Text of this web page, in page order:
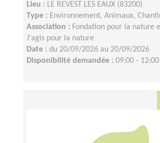
Lieu : LE REVEST LES EAUX (83200)
Type : Environnement, Animaux,
Association : Fondation pour la nature
J'agis pour la nature
Date : du 20/09/2026 au 20/09/2026
Disponibilité demandée : 09:00 - 12:00